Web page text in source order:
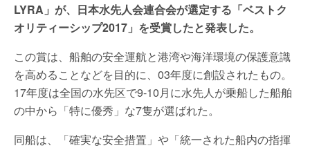
LYRA」が、日本水先人会連合会が選定する「ベストク
オリティーシップ2017」を受賞したと発表した。
この賞は、船舶の安全運航と港湾や海洋環境の保護意識
を高めることなどを目的に、03年度に創設されたもの。
17年度は全国の水先区で9-10月に水先人が乗船した船舶
の中から「特に優秀」な7隻が選ばれた。
同船は、「確実な安全措置」や「統一された船内の指揮